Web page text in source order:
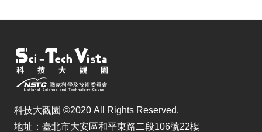
科技大觀園 ©2020 All Rights Reserved.
地址：臺北市大安區和平東路二段106號22樓